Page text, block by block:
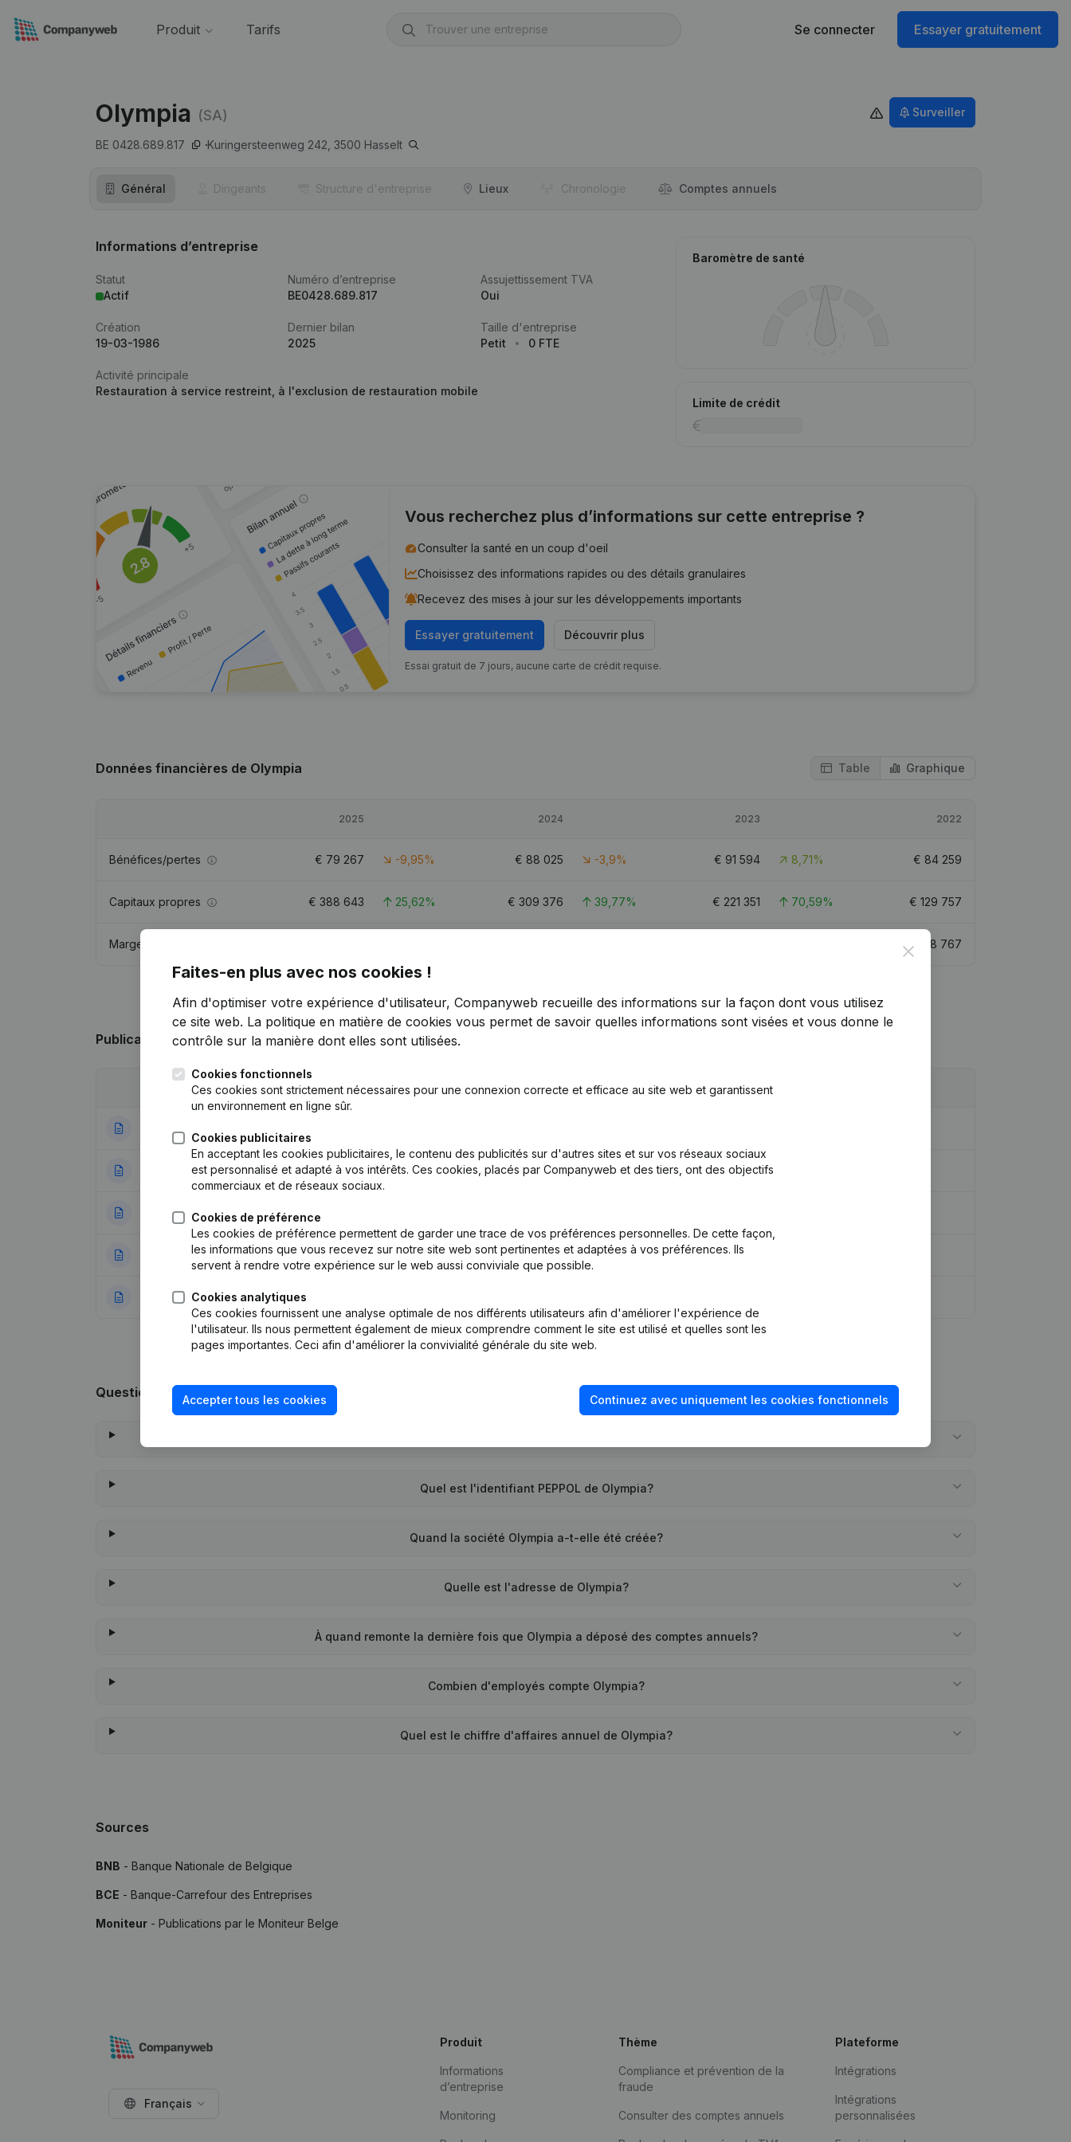
Produit Tarifs Se connecter Essayer gratuitement
Olympia (SA)
BE 0428.689.817 Kuringersteenweg 242, 3500 Hasselt
Surveiller
Général Dirigeants Structure d'entreprise Lieux Chronologie Comptes annuels
Informations d’entreprise
Statut
Actif
Numéro d’entreprise
BE0428.689.817
Assujettissement TVA
Oui
Création
19-03-1986
Dernier bilan
2025
Taille d'entreprise
Petit
0 FTE
Activité principale
Restauration à service restreint, à l'exclusion de restauration mobile
Baromètre de santé
Limite de crédit
Vous recherchez plus d’informations sur cette entreprise ?
Consulter la santé en un coup d'oeil
Choisissez des informations rapides ou des détails granulaires
Recevez des mises à jour sur les développements importants
Essayer gratuitement Découvrir plus
Essai gratuit de 7 jours, aucune carte de crédit requise.
Données financières de Olympia Table Graphique
2025 2024 2023 2022
Bénéfices/pertes € 79 267 -9,95% € 88 025 -3,9% € 91 594 8,71% € 84 259
Capitaux propres € 388 643 25,62% € 309 376 39,77% € 221 351 70,59% € 129 757
Marge brute € 198 767
Publicationsde Olympia
Publication
24-06-2016 Demissions - Nominations(NL)
23-06-2015 Demissions - Nominations
25-06-2009 Demissions - Nominations(NL)
17-08-2004 Augmentation de Capital - Euro Modification(s) Statuts
Questions fréquemment posées
Quel est l'identifiant PEPPOL de Olympia?
Quand la société Olympia a-t-elle été créée?
Quelle est l'adresse de Olympia?
À quand remonte la dernière fois que Olympia a déposé des comptes annuels?
Combien d'employés compte Olympia?
Quel est le chiffre d'affaires annuel de Olympia?
Sources
BNB - Banque Nationale de Belgique
BCE - Banque-Carrefour des Entreprises
Moniteur - Publications par le Moniteur Belge
Close
Faites-en plus avec nos cookies !
Afin d'optimiser votre expérience d'utilisateur, Companyweb recueille des informations sur la façon dont vous utilisez
ce site web. La politique en matière de cookies vous permet de savoir quelles informations sont visées et vous donne le
contrôle sur la manière dont elles sont utilisées.
Cookies fonctionnels
Ces cookies sont strictement nécessaires pour une connexion correcte et efficace au site web et garantissent
un environnement en ligne sûr.
Cookies publicitaires
En acceptant les cookies publicitaires, le contenu des publicités sur d'autres sites et sur vos réseaux sociaux
est personnalisé et adapté à vos intérêts. Ces cookies, placés par Companyweb et des tiers, ont des objectifs
commerciaux et de réseaux sociaux.
Cookies de préférence
Les cookies de préférence permettent de garder une trace de vos préférences personnelles. De cette façon,
les informations que vous recevez sur notre site web sont pertinentes et adaptées à vos préférences. Ils
servent à rendre votre expérience sur le web aussi conviviale que possible.
Cookies analytiques
Ces cookies fournissent une analyse optimale de nos différents utilisateurs afin d'améliorer l'expérience de
l'utilisateur. Ils nous permettent également de mieux comprendre comment le site est utilisé et quelles sont les
pages importantes. Ceci afin d'améliorer la convivialité générale du site web.
Accepter tous les cookies Continuez avec uniquement les cookies fonctionnels
Français
Produit
Informations
d’entreprise
Monitoring
Thème
Compliance et prévention de la
fraude
Consulter des comptes annuels
Plateforme
Intégrations
Intégrations
personnalisées